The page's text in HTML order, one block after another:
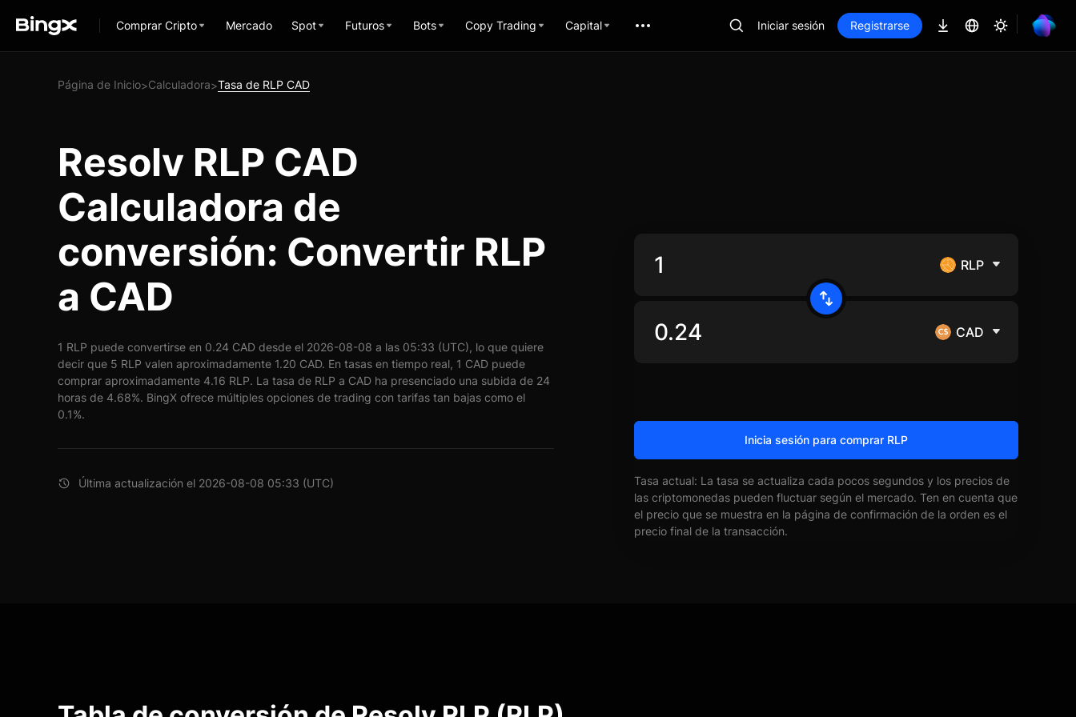
Comprar Cripto Mercado Spot Futuros Bots Copy Trading Capital Iniciar sesión Registrarse
Página de Inicio>Calculadora>Tasa de RLP CAD
Resolv RLP CAD
Calculadora de
conversión: Convertir RLP
a CAD
1 RLP puede convertirse en 0.24 CAD desde el 2026-08-08 a las 05:33 (UTC), lo que quiere
decir que 5 RLP valen aproximadamente 1.20 CAD. En tasas en tiempo real, 1 CAD puede
comprar aproximadamente 4.16 RLP. La tasa de RLP a CAD ha presenciado una subida de 24
horas de 4.68%. BingX ofrece múltiples opciones de trading con tarifas tan bajas como el
0.1%.
Última actualización el 2026-08-08 05:33 (UTC)
RLP
CAD
Inicia sesión para comprar RLP
Tasa actual: La tasa se actualiza cada pocos segundos y los precios de
las criptomonedas pueden fluctuar según el mercado. Ten en cuenta que
el precio que se muestra en la página de confirmación de la orden es el
precio final de la transacción.